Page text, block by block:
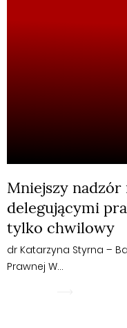
Mniejszy
delegującymi
tylko chwilowy
dr Katarzyna Styrna –
Prawnej W…